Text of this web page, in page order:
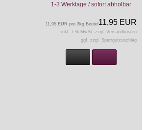
1-3 Werktage / sofort abholbar
11,95 EUR
11,95 EUR pro 3kg Beutel
inkl. 7 % MwSt. zzgl. Versandkosten
ggf. zzgl. Sperrgutzuschlag